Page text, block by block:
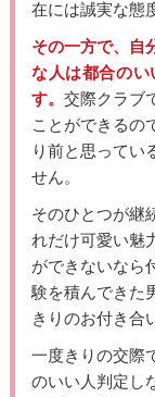
在には誠実な態
その一方で、自
な人は都合のい
す。 交際クラブ
ことができるの
り前と思ってい
せん。
そのひとつが継
れだけ可愛い魅
ができないなら
験を積んできた
きりのお付き合
一度きりの交際
のいい人判定し